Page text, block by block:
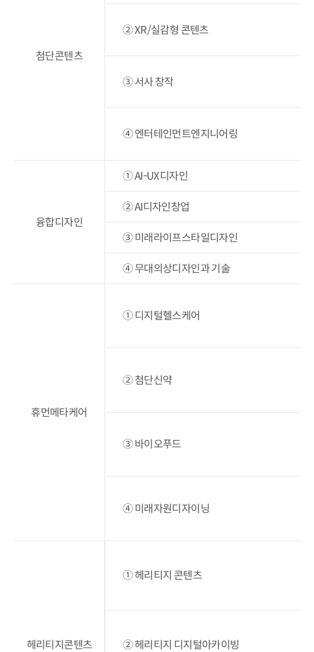
첨단콘텐츠
② XR/실감형 콘텐츠
③ 서사 창작
④ 엔터테인먼트엔지니어링
융합디자인
① AI-UX디자인
② AI디자인창업
③ 미래라이프스타일디자인
④ 무대의상디자인과 기술
휴먼메타케어
① 디지털헬스케어
② 첨단신약
③ 바이오푸드
④ 미래자원디자이닝
헤리티지콘텐츠
① 헤리티지 콘텐츠
② 헤리티지 디지털아카이빙